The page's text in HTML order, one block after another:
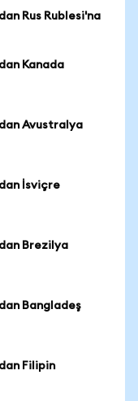
Rus Rublesi'na
Kanada
Avustralya
İsviçre
Brezilya
Bangladeş
Filipin